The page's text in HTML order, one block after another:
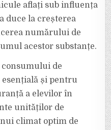
aflați sub influența
duce la creșterea
numărului de
acestor substanțe.
consumului de
esențială și pentru
a elevilor în
unităților de
climat optim de